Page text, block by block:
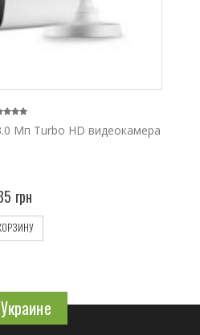
Мп Turbo HD видеокамера
грн